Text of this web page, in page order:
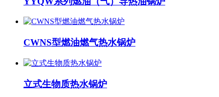
CWNS型燃油燃气热水锅炉
立式生物质热水锅炉